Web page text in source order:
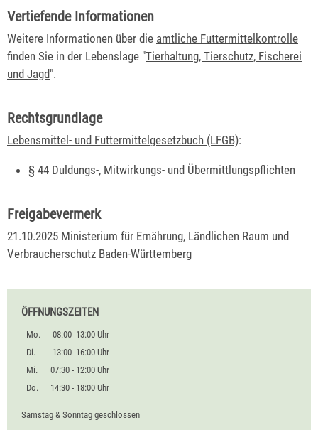
Vertiefende Informationen
Weitere Informationen über die amtliche Futtermittelkontrolle
finden Sie in der Lebenslage "Tierhaltung, Tierschutz, Fischerei
und Jagd".
Rechtsgrundlage
Lebensmittel- und Futtermittelgesetzbuch (LFGB):
§ 44 Duldungs-, Mitwirkungs- und Übermittlungspflichten
Freigabevermerk
21.10.2025 Ministerium für Ernährung, Ländlichen Raum und
Verbraucherschutz Baden-Württemberg
ÖFFNUNGSZEITEN
Mo.
08:00 -13:00 Uhr
Di.
13:00 -16:00 Uhr
Mi.
07:30 - 12:00 Uhr
Do.
14:30 - 18:00 Uhr
Samstag & Sonntag geschlossen